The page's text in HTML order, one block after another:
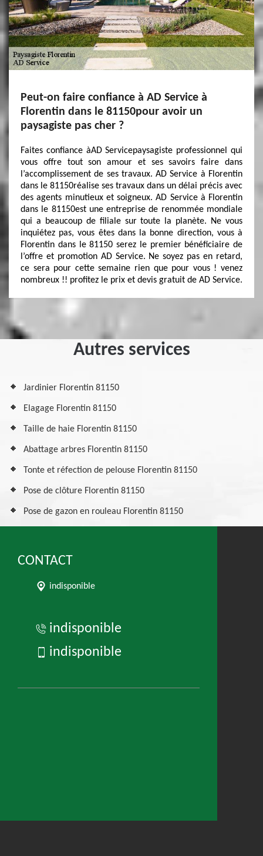
Peut-on faire confiance à AD Service à
Florentin dans le 81150pour avoir un
paysagiste pas cher ?
Faites confiance àAD Servicepaysagiste professionnel qui
vous offre tout son amour et ses savoirs faire dans
l’accomplissement de ses travaux. AD Service à Florentin
dans le 81150réalise ses travaux dans un délai précis avec
des agents minutieux et soigneux. AD Service à Florentin
dans le 81150est une entreprise de renommée mondiale
qui a beaucoup de filiale sur toute la planète. Ne vous
inquiétez pas, vous êtes dans la bonne direction, vous à
Florentin dans le 81150 serez le premier bénéficiaire de
l’offre et promotion AD Service. Ne soyez pas en retard,
ce sera pour cette semaine rien que pour vous ! venez
nombreux !! profitez le prix et devis gratuit de AD Service.
Autres services
Jardinier Florentin 81150
Elagage Florentin 81150
Taille de haie Florentin 81150
Abattage arbres Florentin 81150
Tonte et réfection de pelouse Florentin 81150
Pose de clôture Florentin 81150
Pose de gazon en rouleau Florentin 81150
CONTACT
indisponible
indisponible
indisponible